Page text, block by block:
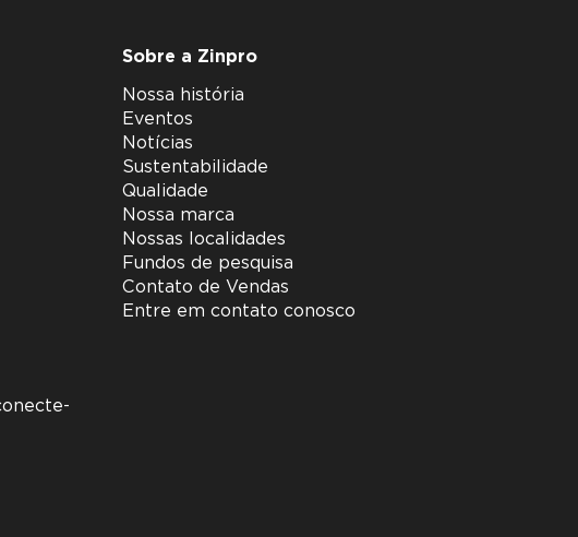
Sobre a Zinpro
Nossa história
Eventos
Notícias
Sustentabilidade
Qualidade
Nossa marca
Nossas localidades
Fundos de pesquisa
Contato de Vendas
Entre em contato conosco